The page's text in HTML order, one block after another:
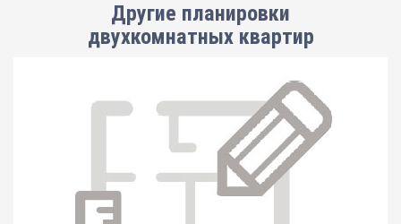
Другие планировки
двухкомнатных квартир